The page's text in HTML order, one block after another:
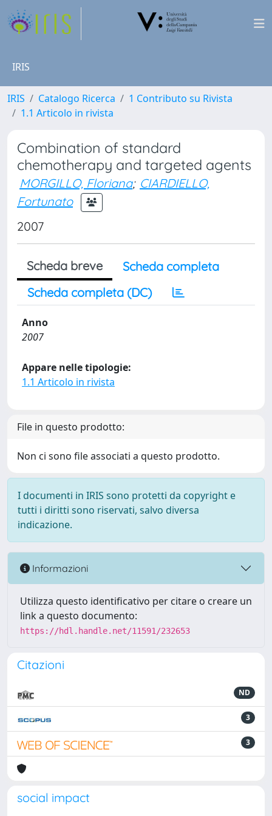
IRIS
IRIS Catalogo Ricerca
1 Contributo su Rivista
1.1 Articolo in rivista
Combination of standard
chemotherapy and targeted agents
MORGILLO, Floriana; CIARDIELLO,
Fortunato
2007
Scheda breve
Scheda completa
Scheda completa (DC)
Anno
2007
Appare nelle tipologie:
1.1 Articolo in rivista
File in questo prodotto:
Non ci sono file associati a questo prodotto.
I documenti in IRIS sono protetti da copyright e
tutti i diritti sono riservati, salvo diversa
indicazione.
Informazioni
Utilizza questo identificativo per citare o creare un
link a questo documento:
https://hdl.handle.net/11591/232653
Citazioni
ND
3
3
social impact